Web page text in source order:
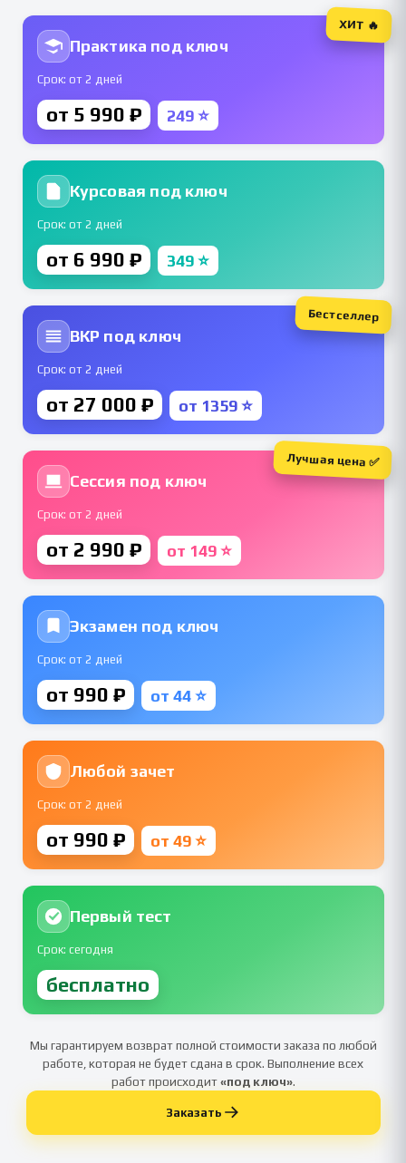
Практика под ключ
Срок: от 2 дней
от 5 990 ₽ 249 ⭐
ХИТ 🔥
Курсовая под ключ
Срок: от 2 дней
от 6 990 ₽ 349 ⭐
ВКР под ключ
Срок: от 2 дней
от 27 000 ₽ от 1359 ⭐
Бестселлер
Сессия под ключ
Срок: от 2 дней
от 2 990 ₽ от 149 ⭐
Лучшая цена ✅
Экзамен под ключ
Срок: от 2 дней
от 990 ₽ от 44 ⭐
Любой зачет
Срок: от 2 дней
от 990 ₽ от 49 ⭐
Первый тест
Срок: сегодня
бесплатно
Мы гарантируем возврат полной стоимости заказа по любой
работе, которая не будет сдана в срок. Выполнение всех
работ происходит«под ключ».
Заказать